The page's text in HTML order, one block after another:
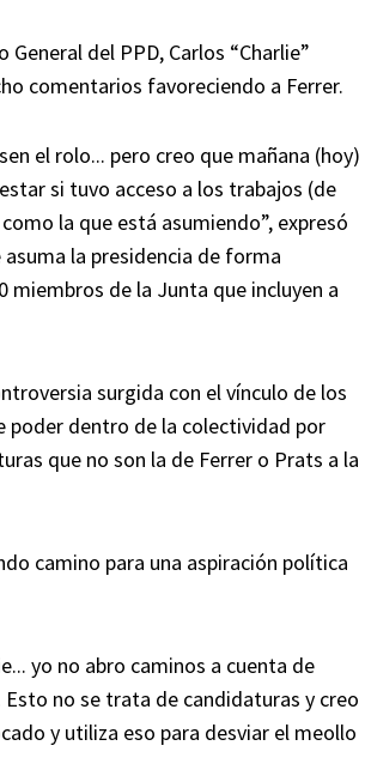
del PPD, Carlos “Charlie”
comentarios favoreciendo a Ferrer.
el rolo... pero creo que mañana (hoy)
si tuvo acceso a los trabajos (de
la que está asumiendo”, expresó
la presidencia de forma
de la Junta que incluyen a
surgida con el vínculo de los
poder dentro de la colectividad por
que no son la de Ferrer o Prats a la
camino para una aspiración política
yo no abro caminos a cuenta de
no se trata de candidaturas y creo
y utiliza eso para desviar el meollo